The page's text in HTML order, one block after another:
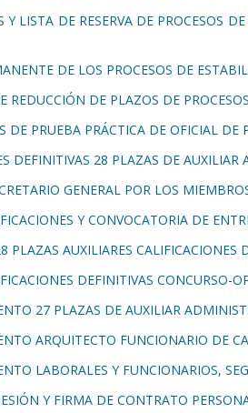
LISTA DE RESERVA DE PROCESOS
DE LOS PROCESOS DE
DE PLAZOS DE
PRUEBA PRÁCTICA DE OFICIAL DE
DEFINITIVAS 28 PLAZAS DE AUXILIAR
GENERAL POR LOS
Y CONVOCATORIA DE
AUXILIARES CALIFICACIONES
DEFINITIVAS CONCURSO-
27 PLAZAS DE AUXILIAR
ARQUITECTO FUNCIONARIO DE
LABORALES Y FUNCIONARIOS,
Y FIRMA DE CONTRATO